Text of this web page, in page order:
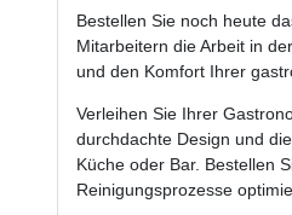
Bestellen Sie noch heute
Mitarbeitern die Arbeit in
und den Komfort Ihrer
Verleihen Sie Ihrer
durchdachte Design und
Küche oder Bar. Bestellen
Reinigungsprozesse